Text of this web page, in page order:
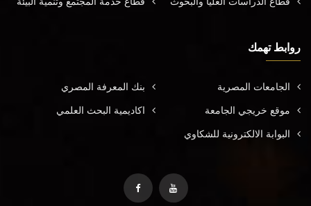
روابط تهمك
الجامعات المصرية بنك المعرفة المصري
موقع خريجي الجامعة اكاديمية البحث العلمي
البوابة الالكترونية للشكاوي